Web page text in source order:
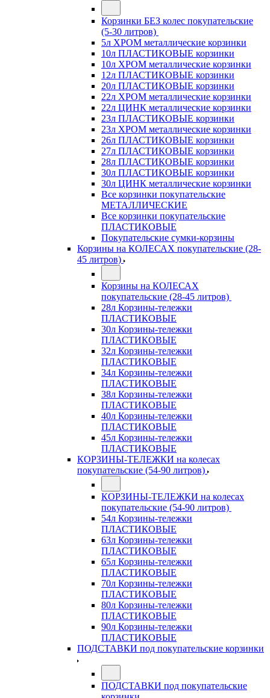
Корзинки БЕЗ колес покупательские
(5-30 литров)
5л ХРОМ металлические корзинки
10л ПЛАСТИКОВЫЕ корзинки
10л ХРОМ металлические корзинки
12л ПЛАСТИКОВЫЕ корзинки
20л ПЛАСТИКОВЫЕ корзинки
22л ХРОМ металлические корзинки
22л ЦИНК металлические корзинки
23л ПЛАСТИКОВЫЕ корзинки
23л ХРОМ металлические корзинки
26л ПЛАСТИКОВЫЕ корзинки
27л ПЛАСТИКОВЫЕ корзинки
28л ПЛАСТИКОВЫЕ корзинки
30л ПЛАСТИКОВЫЕ корзинки
30л ЦИНК металлические корзинки
Все корзинки покупательские
МЕТАЛЛИЧЕСКИЕ
Все корзинки покупательские
ПЛАСТИКОВЫЕ
Покупательские сумки-корзины
Корзины на КОЛЕСАХ покупательские (28-
45 литров)
Корзины на КОЛЕСАХ
покупательские (28-45 литров)
28л Корзины-тележки
ПЛАСТИКОВЫЕ
30л Корзины-тележки
ПЛАСТИКОВЫЕ
32л Корзины-тележки
ПЛАСТИКОВЫЕ
34л Корзины-тележки
ПЛАСТИКОВЫЕ
38л Корзины-тележки
ПЛАСТИКОВЫЕ
40л Корзины-тележки
ПЛАСТИКОВЫЕ
45л Корзины-тележки
ПЛАСТИКОВЫЕ
КОРЗИНЫ-ТЕЛЕЖКИ на колесах
покупательские (54-90 литров)
КОРЗИНЫ-ТЕЛЕЖКИ на колесах
покупательские (54-90 литров)
54л Корзины-тележки
ПЛАСТИКОВЫЕ
63л Корзины-тележки
ПЛАСТИКОВЫЕ
65л Корзины-тележки
ПЛАСТИКОВЫЕ
70л Корзины-тележки
ПЛАСТИКОВЫЕ
80л Корзины-тележки
ПЛАСТИКОВЫЕ
90л Корзины-тележки
ПЛАСТИКОВЫЕ
ПОДСТАВКИ под покупательские корзинки
ПОДСТАВКИ под покупательские